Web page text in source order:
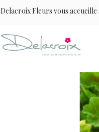
Delacroix Fleurs vous